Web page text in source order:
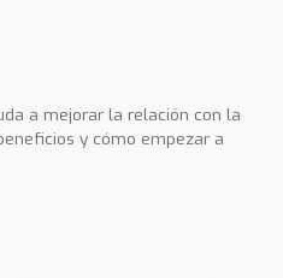
a mejorar la relación con la
y cómo empezar a